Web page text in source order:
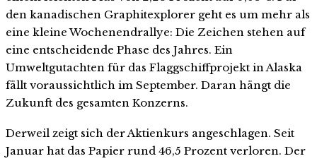
den kanadischen Graphitexplorer geht es um mehr als
eine kleine Wochenendrallye: Die Zeichen stehen auf
eine entscheidende Phase des Jahres. Ein
Umweltgutachten für das Flaggschiffprojekt in Alaska
fällt voraussichtlich im September. Daran hängt die
Zukunft des gesamten Konzerns.
Derweil zeigt sich der Aktienkurs angeschlagen. Seit
Januar hat das Papier rund 46,5 Prozent verloren. Der